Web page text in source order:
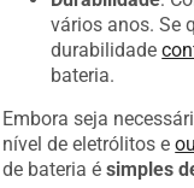
vários anos. Se
durabilidade
bateria.
Embora seja
nível de eletrólitos e
de bateria é simples